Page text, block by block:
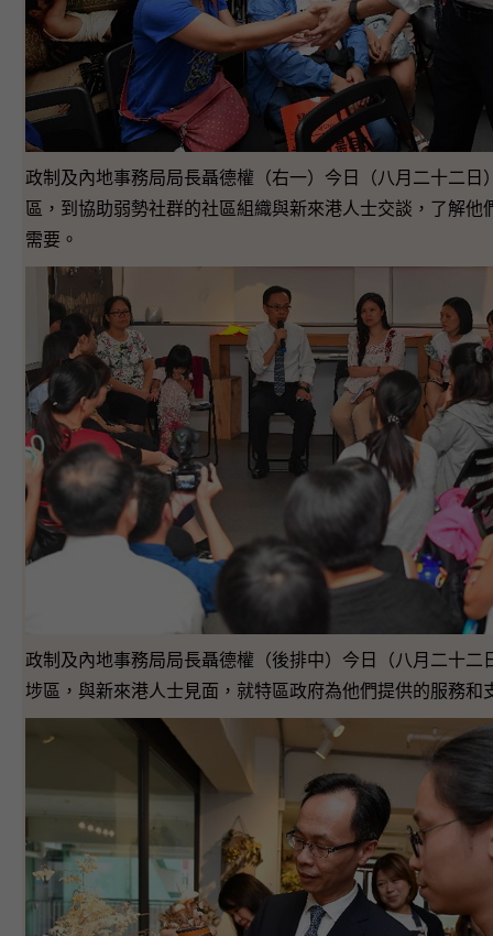
政制及內地事務局局長聶德權（右一）今日（八月二十二日
區，到協助弱勢社群的社區組織與新來港人士交談，了解他
需要。
政制及內地事務局局長聶德權（後排中）今日（八月二十二
埗區，與新來港人士見面，就特區政府為他們提供的服務和